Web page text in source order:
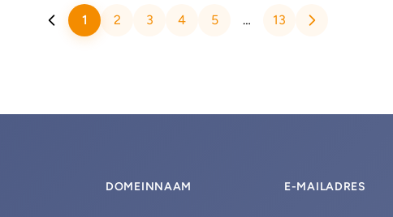
je daarvoor expert hoeft te zijn.
1 2 3 4 5 … 13
DOMEINNAAM E-MAILADRES